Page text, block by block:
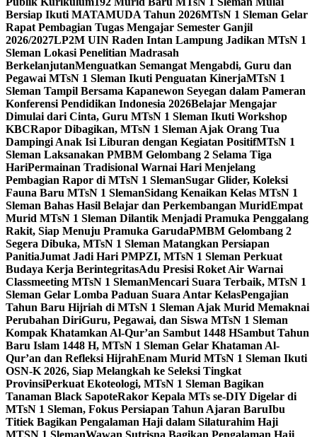
Bersiap Ikuti MATAMUDA Tahun 2026MTsN 1 Sleman Gelar
Rapat Pembagian Tugas Mengajar Semester Ganjil
2026/2027LP2M UIN Raden Intan Lampung Jadikan MTsN 1
Sleman Lokasi Penelitian Madrasah
BerkelanjutanMenguatkan Semangat Mengabdi, Guru dan
Pegawai MTsN 1 Sleman Ikuti Penguatan KinerjaMTsN 1
Sleman Tampil Bersama Kapanewon Seyegan dalam Pameran
Konferensi Pendidikan Indonesia 2026Belajar Mengajar
Dimulai dari Cinta, Guru MTsN 1 Sleman Ikuti Workshop
KBCRapor Dibagikan, MTsN 1 Sleman Ajak Orang Tua
Dampingi Anak Isi Liburan dengan Kegiatan PositifMTsN 1
Sleman Laksanakan PMBM Gelombang 2 Selama Tiga
HariPermainan Tradisional Warnai Hari Menjelang
Pembagian Rapor di MTsN 1 SlemanSugar Glider, Koleksi
Fauna Baru MTsN 1 SlemanSidang Kenaikan Kelas MTsN 1
Sleman Bahas Hasil Belajar dan Perkembangan MuridEmpat
Murid MTsN 1 Sleman Dilantik Menjadi Pramuka Penggalang
Rakit, Siap Menuju Pramuka GarudaPMBM Gelombang 2
Segera Dibuka, MTsN 1 Sleman Matangkan Persiapan
PanitiaJumat Jadi Hari PMPZI, MTsN 1 Sleman Perkuat
Budaya Kerja BerintegritasAdu Presisi Roket Air Warnai
Classmeeting MTsN 1 SlemanMencari Suara Terbaik, MTsN 1
Sleman Gelar Lomba Paduan Suara Antar KelasPengajian
Tahun Baru Hijriah di MTsN 1 Sleman Ajak Murid Memaknai
Perubahan DiriGuru, Pegawai, dan Siswa MTsN 1 Sleman
Kompak Khatamkan Al-Qur’an Sambut 1448 HSambut Tahun
Baru Islam 1448 H, MTsN 1 Sleman Gelar Khataman Al-
Qur’an dan Refleksi HijrahEnam Murid MTsN 1 Sleman Ikuti
OSN-K 2026, Siap Melangkah ke Seleksi Tingkat
ProvinsiPerkuat Ekoteologi, MTsN 1 Sleman Bagikan
Tanaman Black SapoteRakor Kepala MTs se-DIY Digelar di
MTsN 1 Sleman, Fokus Persiapan Tahun Ajaran BaruIbu
Titiek Bagikan Pengalaman Haji dalam Silaturahim Haji
MTSN 1 SlemanWawan Sutrisna Bagikan Pengalaman Haji